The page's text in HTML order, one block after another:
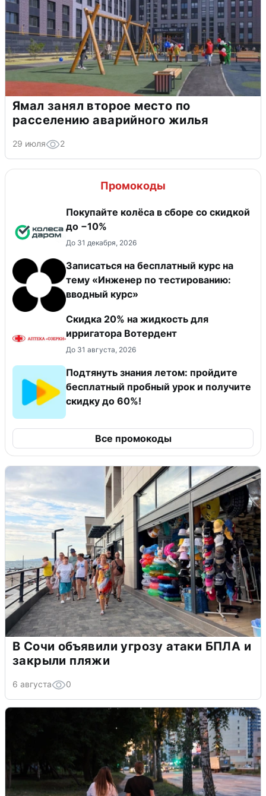
Ямал занял второе место по
расселению аварийного жилья
29 июля 2
Промокоды
Покупайте колёса в сборе со скидкой
до −10%
До 31 декабря, 2026
Записаться на бесплатный курс на
тему «Инженер по тестированию:
вводный курс»
Скидка 20% на жидкость для
ирригатора Вотердент
До 31 августа, 2026
Подтянуть знания летом: пройдите
бесплатный пробный урок и получите
скидку до 60%!
Все промокоды
В Сочи объявили угрозу атаки БПЛА и
закрыли пляжи
6 августа 0